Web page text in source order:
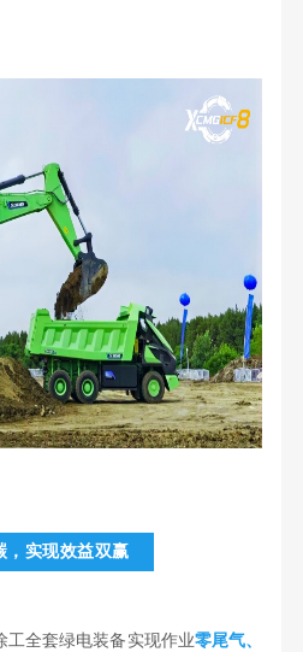
，实现效益双赢
工全套绿电装备实现作业零尾气、